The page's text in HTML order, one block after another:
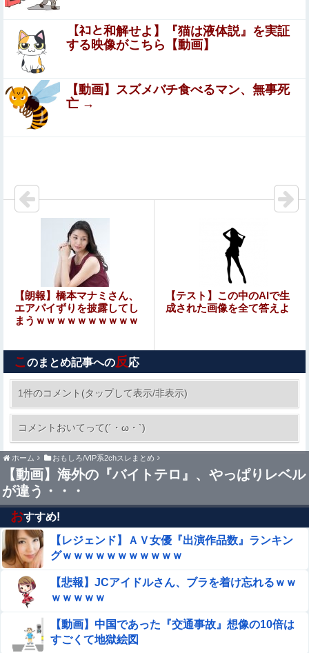
【まとめ】森保監督『都内にサッカー専用スタを』国立で
観客新記録、スレ民『候補地は？』『税金？』ｗｗｗ他
【速報】北海道江別大学生殺人事件、主犯格の川口被告
(19)に無期懲役の判決←これ、妥当だと思う？？？？？？
コメ高値掴みの損切り加速ｗｗｗｗｗｗｗｗｗ
河出奈都美アナ ニットの●●、谷間チラ！！
彼女がタヒんだ。悲しみに暮れながらも彼女の分まで精一
杯生きようと誓った。だが実は生きていた！突撃するとふ
っくらした顔で大きなお腹を抱えて...
パートの面接で号泣しながら「ここもダメだったらもう食
べていけないんです」って熱弁してた人がいた
女性「レイプされました」検事「嘘では？」女性「傷つい
たので訴えます」
した」
妊婦・田中みな実さん、背中と横乳を大胆露出して公の場
に出てしまうｗｗｗｗｗｗ
【悲報】高市早苗さん、平和式典で防弾ガラスに
囲われながらスピーチ
グラドルで天下取って乳首出しヌードになった女
小倉ゆうか（元・小倉優香）がグラビア復帰！結局、脱ぐ
しかないｗｗｗｗ
彡(●)(●)「やっと服役終わったで...!性的暴行で通報しやが
ったあの女殺しに行ったろ！！！」⇒！
【日向坂46】坂井新奈、単独で外番組初出演ｷﾀ━(ﾟ
∀ﾟ)━!!!!
【画像】咲-saki-作者、ようやく『奇乳』に気付くｗｗ
ｗｗ
【ﾈｺと和解せよ】『猫は液体説』を実証
する映像がこちら【動画】
【動画】スズメバチ食べるマン、無事死
亡 →
【朗報】橋本マナミさん、
エアパイずりを披露してし
まうｗｗｗｗｗｗｗｗｗｗ
【テスト】この中のAIで生
成された画像を全て答えよ
このまとめ記事への反応
1件のコメント(タップして表示/非表示)
コメントおいてって(´・ω・`)
ホーム おもしろ/VIP系2chスレまとめ
【動画】海外の『バイトテロ』、やっぱりレベル
が違う・・・
おすすめ!
【レジェンド】ＡＶ女優『出演作品数』ランキン
グｗｗｗｗｗｗｗｗｗｗｗ
【悲報】JCアイドルさん、ブラを着け忘れるｗｗ
ｗｗｗｗｗ
【動画】中国であった『交通事故』想像の10倍は
すごくて地獄絵図